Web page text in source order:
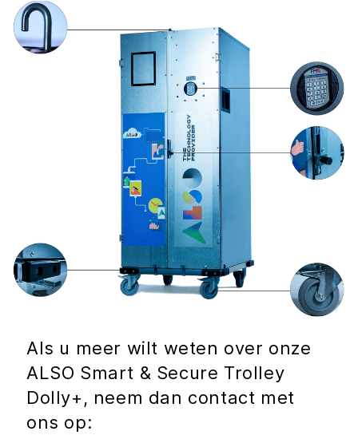
Als u meer wilt weten over onze
ALSO Smart & Secure Trolley
Dolly+, neem dan contact met
ons op: